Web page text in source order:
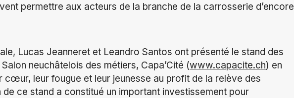
permettre aux acteurs de la branche de la carrosserie d’encore
Lucas Jeanneret et Leandro Santos ont présenté le stand des
neuchâtelois des métiers, Capa’Cité (www.capacite.ch) en
cœur, leur fougue et leur jeunesse au profit de la relève des
de ce stand a constitué un important investissement pour